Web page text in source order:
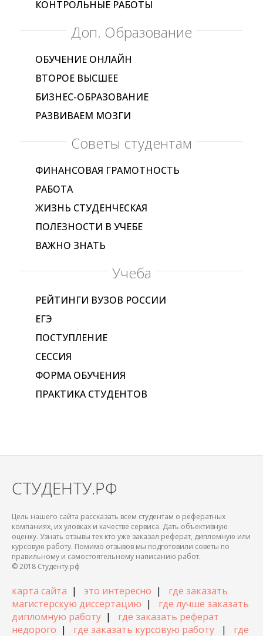
КОНТРОЛЬНЫЕ РАБОТЫ
Доп. Образование
ОБУЧЕНИЕ ОНЛАЙН
ВТОРОЕ ВЫСШЕЕ
БИЗНЕС-ОБРАЗОВАНИЕ
РАЗВИВАЕМ МОЗГИ
Советы студентам
ФИНАНСОВАЯ ГРАМОТНОСТЬ
РАБОТА
ЖИЗНЬ СТУДЕНЧЕСКАЯ
ПОЛЕЗНОСТИ В УЧЕБЕ
ВАЖНО ЗНАТЬ
Учеба
РЕЙТИНГИ ВУЗОВ РОССИИ
ЕГЭ
ПОСТУПЛЕНИЕ
СЕССИЯ
ФОРМА ОБУЧЕНИЯ
ПРАКТИКА СТУДЕНТОВ
СТУДЕНТУ.РФ
Цель нашего сайта рассказать всем студентам о рефератных
компаниях, их уловках и качестве сервиса. Дать объективную
оценку. Узнать отзывы тех кто уже заказал реферат, дипломную или
курсовую работу. Помимо отзывов мы подготовили советы по
правильному и самостоятельному написанию работ.
© 2018 Студенту.рф
карта сайта | это интересно | где заказать
магистерскую диссертацию | где лучше заказать
дипломную работу | где заказать реферат
недорого | где заказать курсовую работу | где